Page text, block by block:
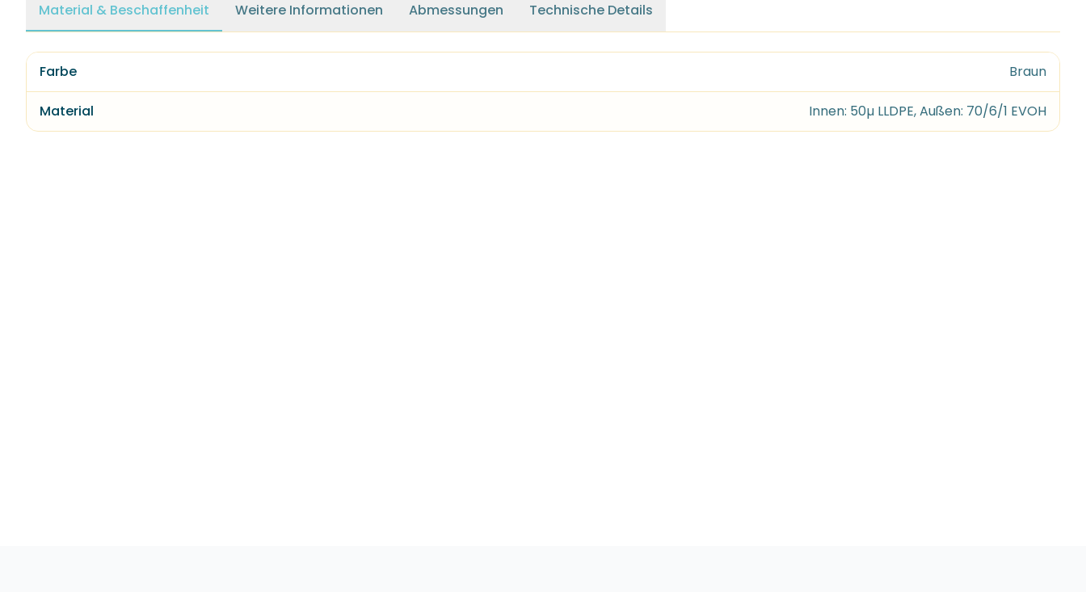
Material & Beschaffenheit Weitere Informationen Abmessungen Technische Details
Farbe Braun
Material Innen: 50µ LLDPE, Außen: 70/6/1 EVOH